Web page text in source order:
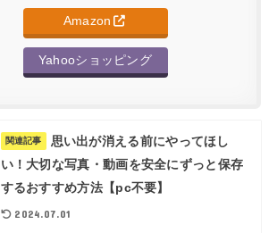
Amazon
Yahooショッピング
関連記事
思い出が消える前にやってほし
い！大切な写真・動画を安全にずっと保存
するおすすめ方法【pc不要】
2024.07.01